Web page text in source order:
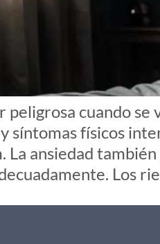
peligrosa cuando
síntomas físicos
La ansiedad
Los